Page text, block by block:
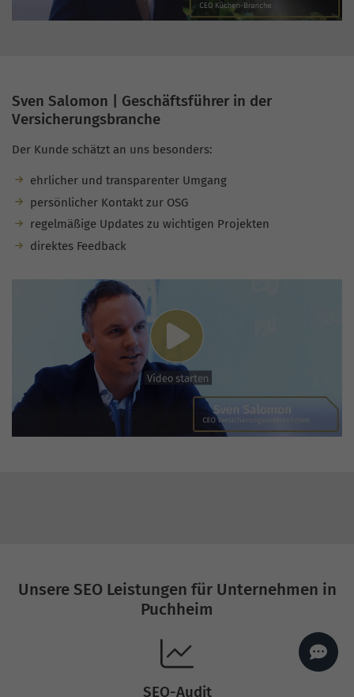
Sven Salomon | Geschäftsführer in der
Versicherungsbranche
Der Kunde schätzt an uns besonders:
ehrlicher und transparenter Umgang
persönlicher Kontakt zur OSG
regelmäßige Updates zu wichtigen Projekten
direktes Feedback
Unsere SEO Leistungen für Unternehmen in
Puchheim
SEO-Audit
Profi-SEO startet bei uns